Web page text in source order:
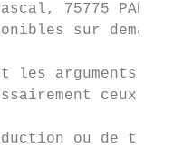
75775 PARIS
sur
les arguments
ceux de
ou de